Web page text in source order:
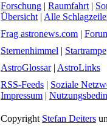
Forschung | Raumfahrt |
Übersicht | Alle
Frag astronews.com |
Sternenhimmel | Startrampe
AstroGlossar| AstroLinks
RSS-Feeds | Soziale
Impressum |
Copyright Stefan Deiters